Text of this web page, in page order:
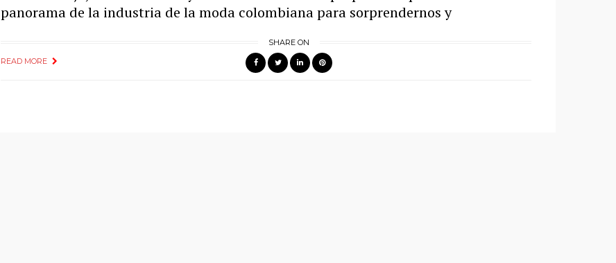
panorama de la industria de la moda colombiana para sorprendernos y
READ MORE
SHARE ON